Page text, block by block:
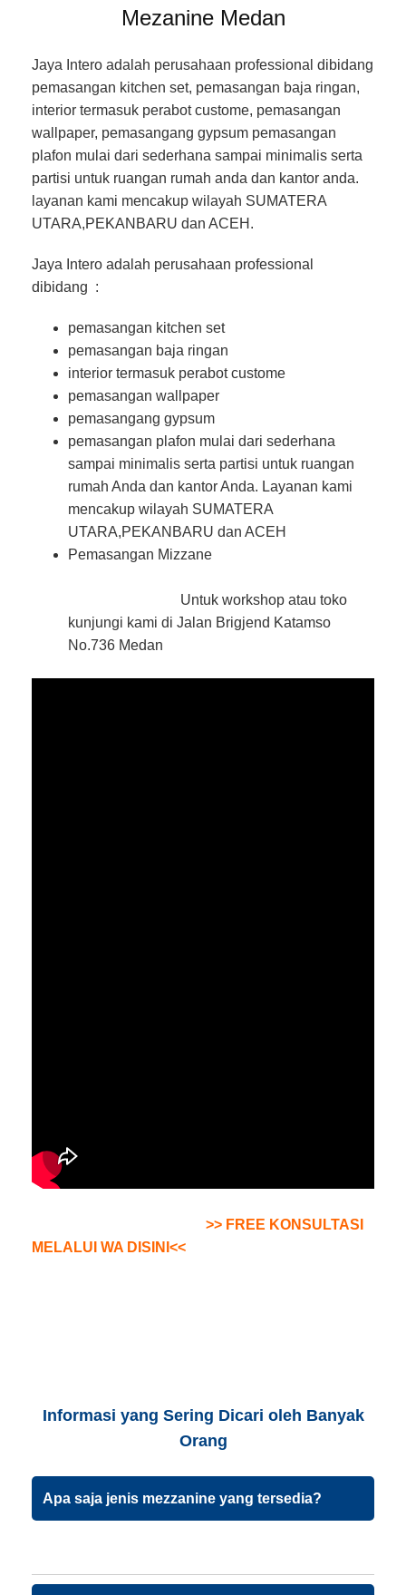
Mezanine Medan
Jaya Intero adalah perusahaan professional dibidang
pemasangan kitchen set, pemasangan baja ringan,
interior termasuk perabot custome, pemasangan
wallpaper, pemasangang gypsum pemasangan
plafon mulai dari sederhana sampai minimalis serta
partisi untuk ruangan rumah anda dan kantor anda.
layanan kami mencakup wilayah SUMATERA
UTARA,PEKANBARU dan ACEH.
Jaya Intero adalah perusahaan professional
dibidang :
pemasangan kitchen set
pemasangan baja ringan
interior termasuk perabot custome
pemasangan wallpaper
pemasangang gypsum
pemasangan plafon mulai dari sederhana
sampai minimalis serta partisi untuk ruangan
rumah Anda dan kantor Anda. Layanan kami
mencakup wilayah SUMATERA
UTARA,PEKANBARU dan ACEH
Pemasangan Mizzane
Untuk workshop atau toko
kunjungi kami di Jalan Brigjend Katamso
No.736 Medan
>> FREE KONSULTASI
MELALUI WA DISINI<<
Informasi yang Sering Dicari oleh Banyak
Orang
Apa saja jenis mezzanine yang tersedia?